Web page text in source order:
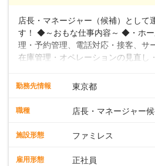
店長・マネージャー（候補）として
す！ ◆～おもな仕事内容～ ◆・ホー
理・予約管理、電話対応・接客、サ
在庫管理・オペレーションの見直し
入社後はスキルに合わせた業務から
向上を目指すDX推進～ ◆すかいらー
スタッフの働きやすさをサポートし
や歩行数が約40%も削減されました
勤務先情報 東京都
職種 店長・マネージャー
施設形態 ファミレス
雇用形態 正社員